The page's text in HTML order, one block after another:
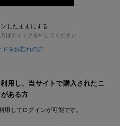
したままにする
はチェックを外してください
ドをお忘れの方
用し、当サイトで購入されたこ
ある方
してログインが可能です。